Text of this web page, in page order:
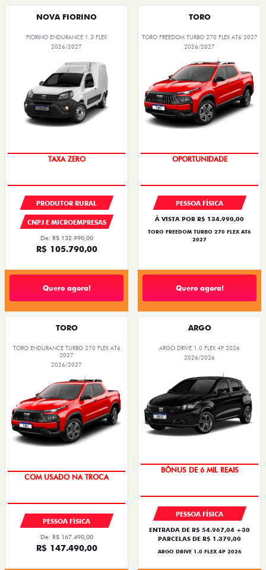
NOVA FIORINO
FIORINO ENDURANCE 1.3 FLEX
2026/2027
TAXA ZERO
PRODUTOR RURAL
CNPJ E MICROEMPRESAS
De: R$ 132.990,00
R$ 105.790,00
Quero agora!
TORO
TORO FREEDOM TURBO 270 FLEX AT6 2027
2026/2027
OPORTUNIDADE
PESSOA FÍSICA
À VISTA POR R$ 134.990,00
TORO FREEDOM TURBO 270 FLEX AT6
2027
Quero agora!
TORO
TORO ENDURANCE TURBO 270 FLEX AT6
2027
2026/2027
COM USADO NA TROCA
PESSOA FÍSICA
De: R$ 167.490,00
R$ 147.490,00
ARGO
ARGO DRIVE 1.0 FLEX 4P 2026
2026/2026
BÔNUS DE 6 MIL REAIS
PESSOA FÍSICA
ENTRADA DE R$ 54.967,04 +30
PARCELAS DE R$ 1.379,00
ARGO DRIVE 1.0 FLEX 4P 2026